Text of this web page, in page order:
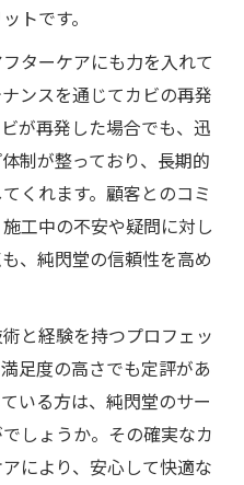
トです。
ターケアにも力を入れて
ンスを通じてカビの再発
が再発した場合でも、迅
制が整っており、長期的
くれます。顧客とのコミ
工中の不安や疑問に対し
、純閃堂の信頼性を高め
と経験を持つプロフェッ
足度の高さでも定評があ
いる方は、純閃堂のサー
しょうか。その確実なカ
により、安心して快適な